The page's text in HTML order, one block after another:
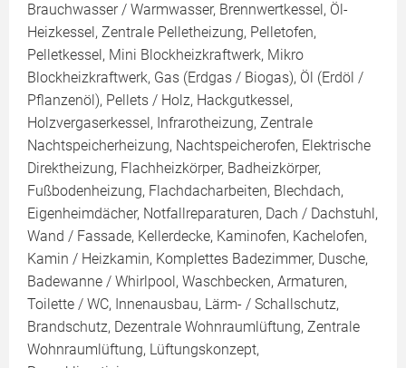
Brauchwasser / Warmwasser, Brennwertkessel, Öl-
Heizkessel, Zentrale Pelletheizung, Pelletofen,
Pelletkessel, Mini Blockheizkraftwerk, Mikro
Blockheizkraftwerk, Gas (Erdgas / Biogas), Öl (Erdöl /
Pflanzenöl), Pellets / Holz, Hackgutkessel,
Holzvergaserkessel, Infrarotheizung, Zentrale
Nachtspeicherheizung, Nachtspeicherofen, Elektrische
Direktheizung, Flachheizkörper, Badheizkörper,
Fußbodenheizung, Flachdacharbeiten, Blechdach,
Eigenheimdächer, Notfallreparaturen, Dach / Dachstuhl,
Wand / Fassade, Kellerdecke, Kaminofen, Kachelofen,
Kamin / Heizkamin, Komplettes Badezimmer, Dusche,
Badewanne / Whirlpool, Waschbecken, Armaturen,
Toilette / WC, Innenausbau, Lärm- / Schallschutz,
Brandschutz, Dezentrale Wohnraumlüftung, Zentrale
Wohnraumlüftung, Lüftungskonzept,